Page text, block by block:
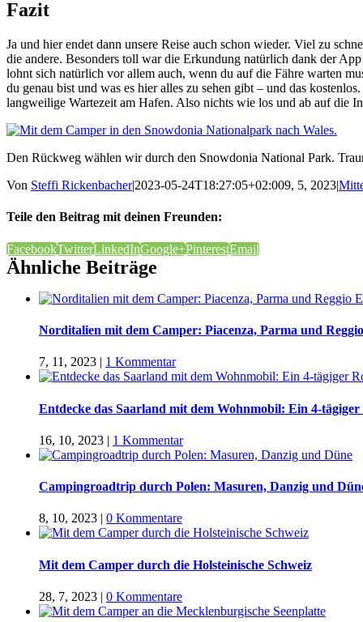
Fazit
Ja und hier endet dann unsere Reise auch schon wieder. Viel zu
die andere. Besonders toll war die Erkundung natürlich dank der
lohnt sich natürlich vor allem auch, wenn du auf die Fähre warten
du genau bist und was es hier alles zu sehen gibt – und das kostenlos.
langweilige Wartezeit am Hafen. Also nichts wie los und ab auf die
Den Rückweg wählen wir durch den Snowdonia National Park.
Von Steffi Rickenbacher|2023-05-24T18:27:05+02:009, 5, 2023|
Teile den Beitrag mit deinen Freunden:
FacebookTwitterLinkedInGoogle+PinterestEmail
Ähnliche Beiträge
Norditalien mit dem Camper: Piacenza, Parma und
7, 11, 2023 | 1 Kommentar
Entdecke das Saarland mit dem Wohnmobil: Ein 4-
16, 10, 2023 | 1 Kommentar
Campingroadtrip durch Polen: Masuren, Danzig und
8, 10, 2023 | 0 Kommentare
Mit dem Camper durch die Holsteinische Schweiz
28, 7, 2023 | 0 Kommentare